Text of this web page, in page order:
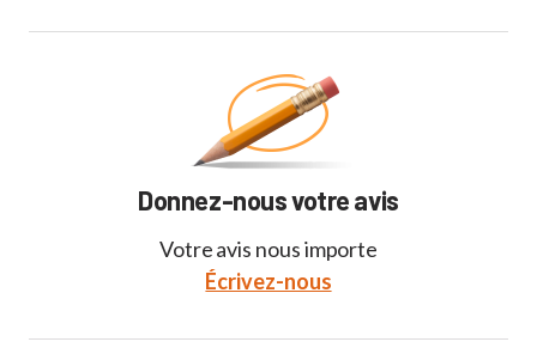
Donnez-nous votre avis
Votre avis nous importe
Écrivez-nous